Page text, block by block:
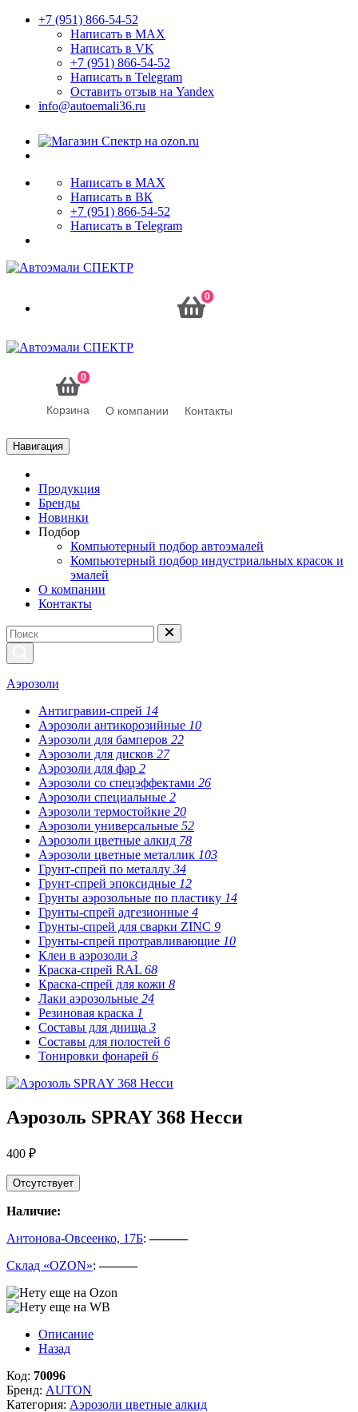
+7 (951) 866-54-52
Написать в MAX
Написать в VK
+7 (951) 866-54-52
Написать в Telegram
Оставить отзыв на Yandex
info@autoemali36.ru
Написать в MAX
Написать в ВК
+7 (951) 866-54-52
Написать в Telegram
0
0
Корзина О компании Контакты
Навигация
Продукция
Бренды
Новинки
Подбор
Компьютерный подбор автоэмалей
Компьютерный подбор индустриальных красок и
эмалей
О компании
Контакты
Аэрозоли
Антигравии-спрей 14
Аэрозоли антикорозийные 10
Аэрозоли для бамперов 22
Аэрозоли для дисков 27
Аэрозоли для фар 2
Аэрозоли со спецэффектами 26
Аэрозоли специальные 2
Аэрозоли термостойкие 20
Аэрозоли универсальные 52
Аэрозоли цветные алкид 78
Аэрозоли цветные металлик 103
Грунт-спрей по металлу 34
Грунт-спрей эпоксидные 12
Грунты аэрозольные по пластику 14
Грунты-спрей адгезионные 4
Грунты-спрей для сварки ZINC 9
Грунты-спрей протравливающие 10
Клеи в аэрозоли 3
Краска-спрей RAL 68
Краска-спрей для кожи 8
Лаки аэрозольные 24
Резиновая краска 1
Составы для днища 3
Составы для полостей 6
Тонировки фонарей 6
Аэрозоль SPRAY 368 Несси
400 ₽
Отсутствует
Наличие:
Антонова-Овсеенко, 17Б:———
Склад «OZON»:———
Описание
Назад
Код: 70096
Бренд: AUTON
Категория: Аэрозоли цветные алкид